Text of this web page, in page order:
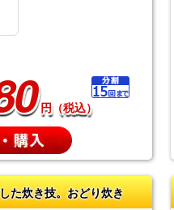
円（税込）
た炊き技。おどり炊き